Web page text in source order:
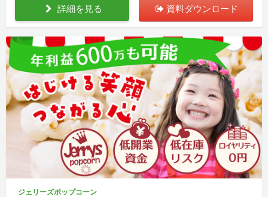
詳細を見る 資料ダウンロード
ジェリーズポップコーン